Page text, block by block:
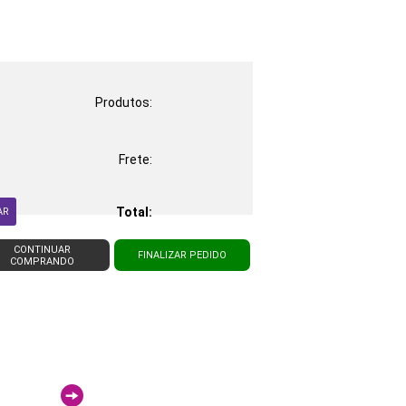
Produtos:
Frete:
Total:
CONTINUAR
COMPRANDO
FINALIZAR PEDIDO